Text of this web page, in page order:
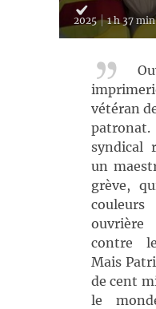
2025 1 h 37 min
vétéran
syndical
un
grève,
contre
Mais
de cent
le